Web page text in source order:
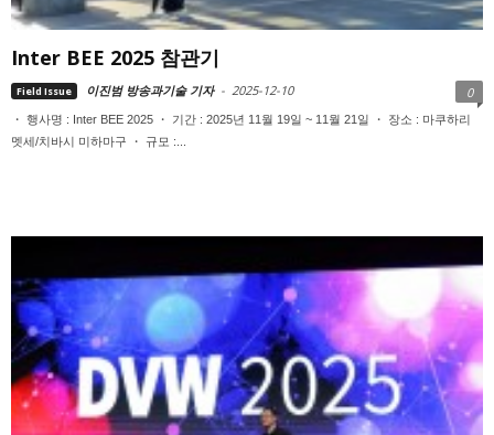
Inter BEE 2025 참관기
Field Issue 이진범 방송과기술 기자 - 2025-12-10 0
・ 행사명 : Inter BEE 2025 ・ 기간 : 2025년 11월 19일 ~ 11월 21일 ・ 장소 : 마쿠하리
멧세/치바시 미하마구 ・ 규모 :...